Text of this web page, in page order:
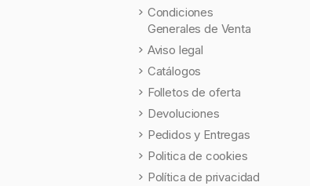
Condiciones
Generales de Venta
Aviso legal
Catálogos
Folletos de oferta
Devoluciones
Pedidos y Entregas
Politica de cookies
Política de privacidad